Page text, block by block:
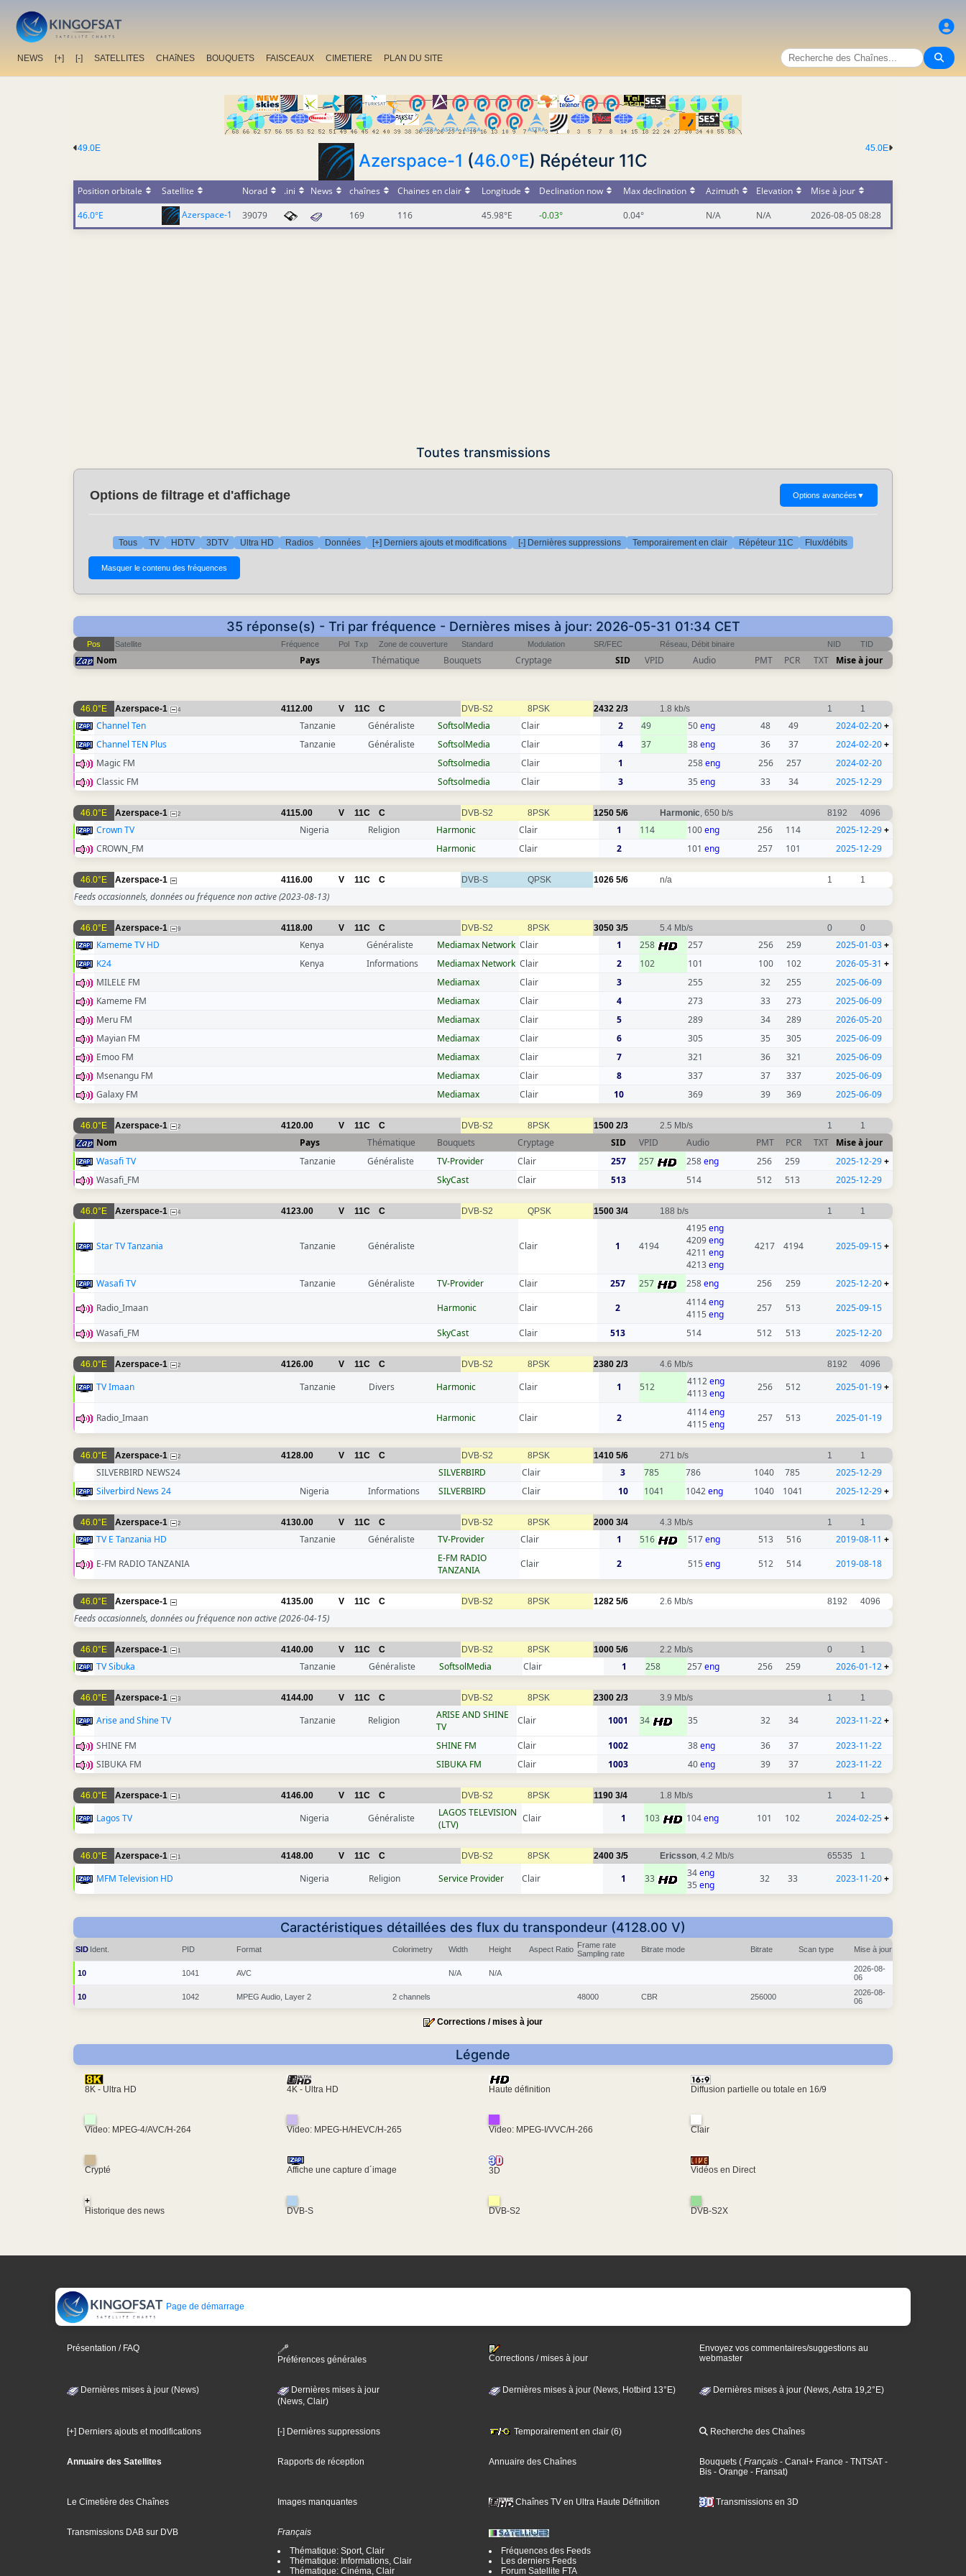
NEWS [+] [-] SATELLITES CHAîNES BOUQUETS FAISCEAUX CIMETIERE PLAN DU SITE
45.0E
49.0E
Azerspace-1 (46.0°E) Répéteur 11C
Position orbitale Satellite Norad .ini News chaînes Chaines en clair Longitude Declination now Max declination Azimuth Elevation
Mise à jour
46.0°E
Azerspace-1 39079 169 116 45.98°E -0.03° 0.04° N/A N/A 2026-08-05 08:28
Toutes transmissions
Options de filtrage et d'affichage Options avancées ▼
Tous TV HDTV 3DTV Ultra HD Radios Données [+] Derniers ajouts et modifications [-] Dernières suppressions Temporairement en clair Répéteur 11C Flux/débits
35 réponse(s) - Tri par fréquence - Dernières mises à jour: 2026-05-31 01:34 CET
Pos Satellite Fréquence Pol Txp Zone de couverture Standard Modulation SR/FEC Réseau, Débit binaire NID TID
Nom Pays Thématique Bouquets Cryptage SID VPID Audio PMT PCR TXT Mise à jour
46.0°E Azerspace-1 4 4112.00 V 11C C DVB-S2 8PSK 2432 2/3 1.8 kb/s 1 1
Channel Ten Tanzanie Généraliste SoftsolMedia Clair 2 49 50eng 48 49 2024-02-20+
Channel TEN Plus
Tanzanie Généraliste SoftsolMedia Clair 4 37 38eng 36 37 2024-02-20+
Magic FM
Softsolmedia Clair 1 258eng 256 257
2024-02-20
Classic FM
Softsolmedia Clair 3 35 eng 33 34 2025-12-29
46.0°E Azerspace-1 2 4115.00 V 11C C DVB-S2 8PSK 1250 5/6 Harmonic, 650 b/s 8192 4096
Crown TV Nigeria Religion Harmonic Clair 1 114 100eng 256 114 2025-12-29+
CROWN_FM
Harmonic Clair 2 101 eng 257 101 2025-12-29
46.0°E Azerspace-1 4116.00 V 11C C DVB-S QPSK 1026 5/6 n/a 1 1
Feeds occasionnels, données ou fréquence non active(2023-08-13)
46.0°E Azerspace-1 9 4118.00 V 11C C DVB-S2 8PSK 3050 3/5 5.4 Mb/s 0 0
Kameme TV HD Kenya Généraliste Mediamax Network Clair 1 258 257 256 259 2025-01-03+
K24
Kenya Informations Mediamax Network Clair 2 102 101 100 102 2026-05-31 +
MILELE FM
Mediamax Clair 3 255 32 255
2025-06-09
Kameme FM
Mediamax Clair 4 273 33 273
2025-06-09
Meru FM
Mediamax Clair 5 289 34 289
2026-05-20
Mayian FM
Mediamax Clair 6 305 35 305
2025-06-09
Emoo FM
Mediamax Clair 7 321 36 321
2025-06-09
Msenangu FM
Mediamax Clair 8 337 37 337
2025-06-09
Galaxy FM
Mediamax Clair 10 369 39 369 2025-06-09
46.0°E Azerspace-1 2 4120.00 V 11C C DVB-S2 8PSK 1500 2/3 2.5 Mb/s 1 1
Nom Pays Thématique Bouquets Cryptage SID VPID Audio PMT PCR TXT
Mise à jour
Wasafi TV
Tanzanie Généraliste TV-Provider Clair 257 257 258eng 256 259 2025-12-29+
Wasafi_FM
SkyCast Clair 513 514 512 513 2025-12-29
46.0°E Azerspace-1 4 4123.00 V 11C C DVB-S2 QPSK 1500 3/4 188 b/s 1 1
Star TV Tanzania Tanzanie Généraliste Clair 1 4194
4195 eng
4209eng
4211 eng
4213eng
4217 4194 2025-09-15+
Wasafi TV Tanzanie Généraliste TV-Provider Clair 257 257 258eng 256 259 2025-12-20+
Radio_Imaan
Harmonic Clair 2 4114eng
4115 eng
257 513 2025-09-15
Wasafi_FM SkyCast Clair 513 514 512 513 2025-12-20
46.0°E Azerspace-1 2 4126.00 V 11C C DVB-S2 8PSK 2380 2/3 4.6 Mb/s 8192 4096
TV Imaan Tanzanie Divers Harmonic Clair 1 512 4112eng
4113eng
256 512 2025-01-19+
Radio_Imaan Harmonic Clair 2 4114eng
4115 eng
257 513 2025-01-19
46.0°E Azerspace-1 2 4128.00 V 11C C DVB-S2 8PSK 1410 5/6 271 b/s 1 1
SILVERBIRD NEWS24 SILVERBIRD Clair 3 785 786 1040 785
2025-12-29
Silverbird News 24
Nigeria Informations SILVERBIRD Clair 10 1041 1042eng 1040 1041 2025-12-29+
46.0°E Azerspace-1 2 4130.00 V 11C C DVB-S2 8PSK 2000 3/4 4.3 Mb/s 1 1
TV E Tanzania HD Tanzanie Généraliste TV-Provider Clair 1 516 517eng 513 516 2019-08-11 +
E-FM RADIO TANZANIA
E-FM RADIO
TANZANIA
Clair 2 515 eng 512 514 2019-08-18
46.0°E Azerspace-1 4135.00 V 11C C DVB-S2 8PSK 1282 5/6 2.6 Mb/s 8192 4096
Feeds occasionnels, données ou fréquence non active(2026-04-15)
46.0°E Azerspace-1 1 4140.00 V 11C C DVB-S2 8PSK 1000 5/6 2.2 Mb/s 0 1
TV Sibuka Tanzanie Généraliste SoftsolMedia Clair 1 258 257eng 256 259 2026-01-12+
46.0°E Azerspace-1 3 4144.00 V 11C C DVB-S2 8PSK 2300 2/3 3.9 Mb/s 1 1
Arise and Shine TV Tanzanie Religion
ARISE AND SHINE
TV
Clair 1001 34 35 32 34 2023-11-22+
SHINE FM SHINE FM Clair 1002 38eng 36 37
2023-11-22
SIBUKA FM
SIBUKA FM Clair 1003 40eng 39 37 2023-11-22
46.0°E Azerspace-1 1 4146.00 V 11C C DVB-S2 8PSK 1190 3/4 1.8 Mb/s 1 1
Lagos TV Nigeria Généraliste
LAGOS TELEVISION
(LTV)
Clair 1 103 104eng 101 102 2024-02-25+
46.0°E Azerspace-1 1 4148.00 V 11C C DVB-S2 8PSK 2400 3/5 Ericsson, 4.2 Mb/s 65535 1
MFM Television HD Nigeria Religion Service Provider Clair 1 33 34eng
35 eng
32 33 2023-11-20+
Caractéristiques détaillées des flux du transpondeur (4128.00 V)
SID Ident. PID Format Colorimetry Width Height Aspect Ratio Frame rate
Sampling rate
Bitrate mode Bitrate Scan type Mise à jour
10 1041 AVC N/A N/A
2026-08-
06
10 1042 MPEG Audio, Layer 2 2 channels 48000 CBR 256000
2026-08-
06
Corrections / mises à jour
Légende
8K - Ultra HD 4K - Ultra HD Haute définition Diffusion partielle ou totale en 16/9
Video: MPEG-4/AVC/H-264 Video: MPEG-H/HEVC/H-265 Video: MPEG-I/VVC/H-266 Clair
Crypté Affiche une capture d´image 3D Vidéos en Direct
+
Historique des news
DVB-S DVB-S2 DVB-S2X
Page de démarrage
Présentation / FAQ
Préférences générales
Corrections / mises à jour
Envoyez vos commentaires/suggestions au
webmaster
Dernières mises à jour (News)
Dernières mises à jour
(News, Clair)
Dernières mises à jour (News, Hotbird 13°E) Dernières mises à jour (News, Astra 19,2°E)
[+] Derniers ajouts et modifications [-] Dernières suppressions Temporairement en clair (6) Recherche des Chaînes
Annuaire des Satellites Rapports de réception Annuaire des Chaînes Bouquets ( Français - Canal+ France - TNTSAT -
Bis - Orange - Fransat)
Le Cimetière des Chaînes Images manquantes Chaînes TV en Ultra Haute Définition Transmissions en 3D
Transmissions DAB sur DVB
Français
Thématique: Sport, Clair
Thématique: Informations, Clair
Thématique: Cinéma, Clair
Fréquences des Feeds
Les derniers Feeds
Forum Satellite FTA